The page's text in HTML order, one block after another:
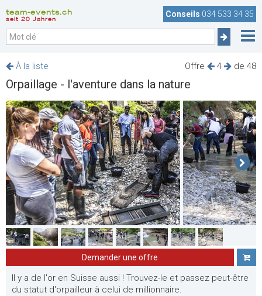
team-events.ch
seit 20 Jahren
Conseils 034 533 34 35
Offre 4 de 48
À la liste
Orpaillage - l'aventure dans la nature
Demander une offre
Il y a de l'or en Suisse aussi ! Trouvez-le et passez peut-être
du statut d'orpailleur à celui de millionnaire.